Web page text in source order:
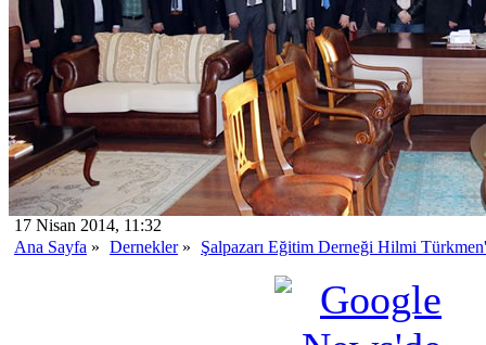
17 Nisan 2014, 11:32
Ana Sayfa » Dernekler» Şalpazarı Eğitim Derneği Hilmi